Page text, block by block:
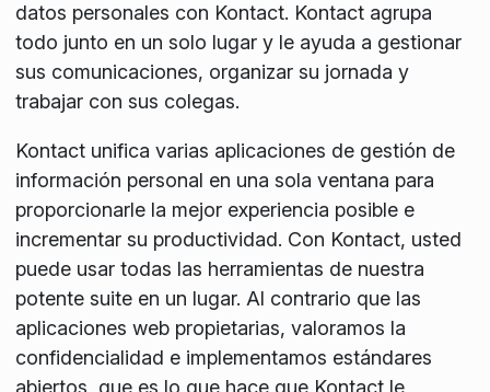
datos personales con Kontact. Kontact agrupa
todo junto en un solo lugar y le ayuda a gestionar
sus comunicaciones, organizar su jornada y
trabajar con sus colegas.
Kontact unifica varias aplicaciones de gestión de
información personal en una sola ventana para
proporcionarle la mejor experiencia posible e
incrementar su productividad. Con Kontact, usted
puede usar todas las herramientas de nuestra
potente suite en un lugar. Al contrario que las
aplicaciones web propietarias, valoramos la
confidencialidad e implementamos estándares